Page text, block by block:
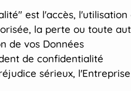
est l'accès, l'utilisation
la perte ou toute
de vos Données
de confidentialité
sérieux, l'Entreprise